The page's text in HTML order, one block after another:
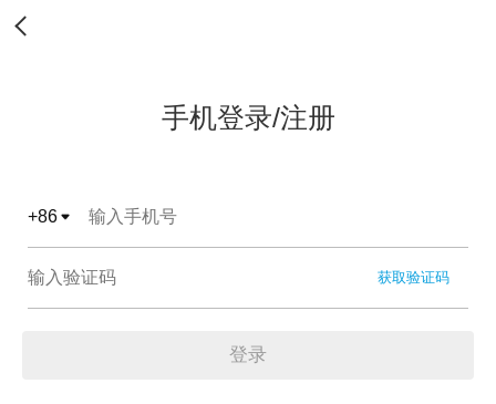
手机登录/注册
+86
获取验证码
登录